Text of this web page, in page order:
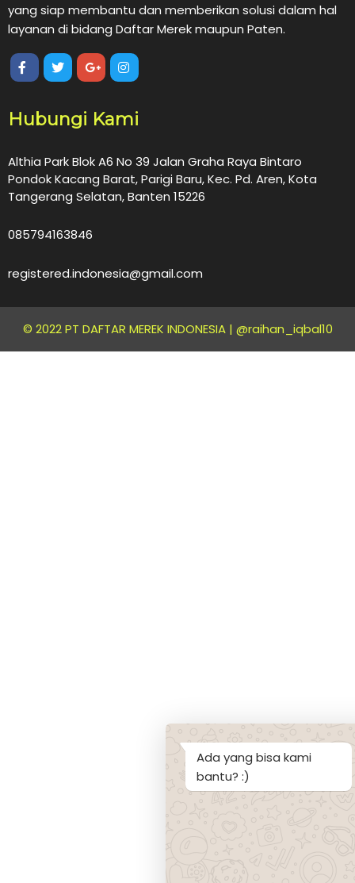
yang siap membantu dan memberikan solusi dalam hal
layanan di bidang Daftar Merek maupun Paten.
Hubungi Kami
Althia Park Blok A6 No 39 Jalan Graha Raya Bintaro
Pondok Kacang Barat, Parigi Baru, Kec. Pd. Aren, Kota
Tangerang Selatan, Banten 15226
085794163846
registered.indonesia@gmail.com
© 2022 PT DAFTAR MEREK INDONESIA | @raihan_iqbal10
Ada yang bisa kami
bantu? :)